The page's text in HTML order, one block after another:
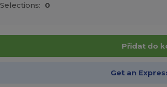
Selections: 0
Přidat do
Get an